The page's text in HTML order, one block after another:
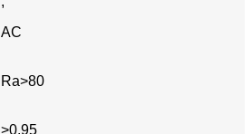
AC
Ra>80
>0.95